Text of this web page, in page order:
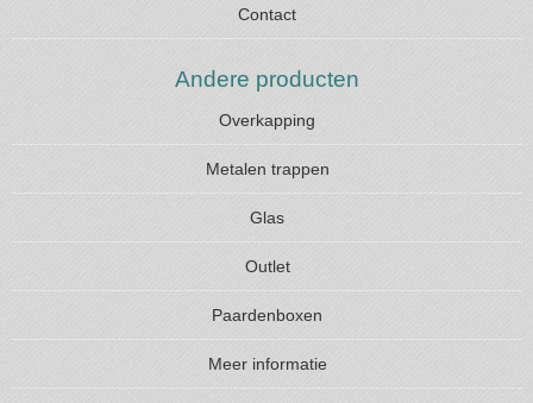
Contact
Andere producten
Overkapping
Metalen trappen
Glas
Outlet
Paardenboxen
Meer informatie